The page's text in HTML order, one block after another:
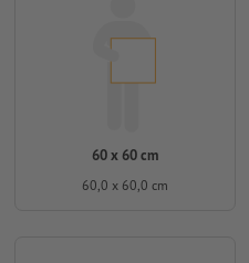
60 x 60 cm
60,0 x 60,0 cm